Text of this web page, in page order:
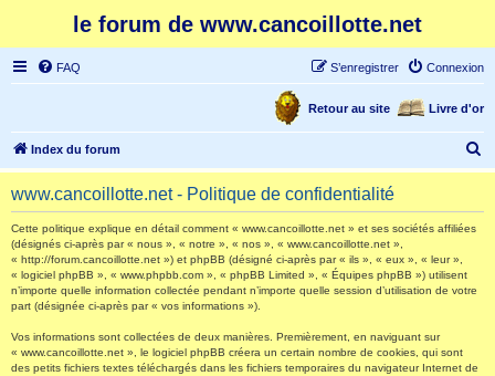
le forum de www.cancoillotte.net
FAQ Connexion
S’enregistrer
Livre d'or
Retour au site
Index du forum
e
www.cancoillotte.net - Politique de confidentialité
Cette politique explique en détail comment « www.cancoillotte.net » et ses sociétés affiliées
(désignés ci-après par « nous », « notre », « nos », « www.cancoillotte.net »,
« http://forum.cancoillotte.net ») et phpBB (désigné ci-après par « ils », « eux », « leur »,
« logiciel phpBB », « www.phpbb.com », « phpBB Limited », « Équipes phpBB ») utilisent
n’importe quelle information collectée pendant n’importe quelle session d’utilisation de votre
part (désignée ci-après par « vos informations »).
Vos informations sont collectées de deux manières. Premièrement, en naviguant sur
« www.cancoillotte.net », le logiciel phpBB créera un certain nombre de cookies, qui sont
des petits fichiers textes téléchargés dans les fichiers temporaires du navigateur Internet de